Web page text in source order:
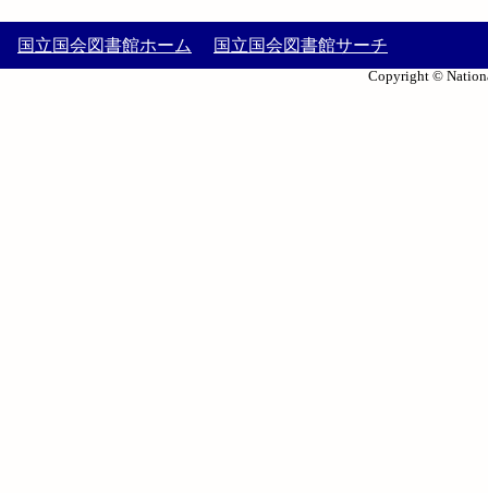
国立国会図書館ホーム 国立国会図書館サーチ
Copyright ©